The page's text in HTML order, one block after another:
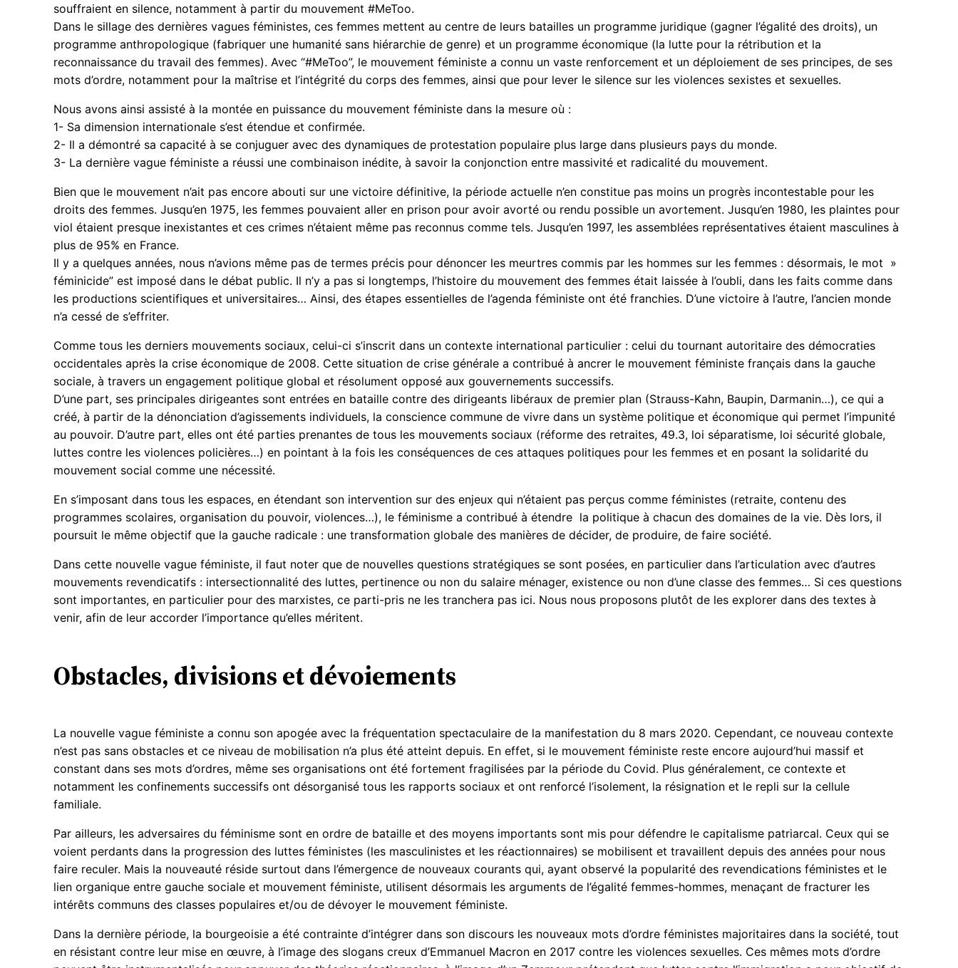
souffraient en silence, notamment à partir du mouvement #MeToo.
Dans le sillage des dernières vagues féministes, ces femmes mettent au centre de leurs batailles un programme juridique (gagner l’égalité des droits), un
programme anthropologique (fabriquer une humanité sans hiérarchie de genre) et un programme économique (la lutte pour la rétribution et la
reconnaissance du travail des femmes). Avec “#MeToo”, le mouvement féministe a connu un vaste renforcement et un déploiement de ses principes, de ses
mots d’ordre, notamment pour la maîtrise et l’intégrité du corps des femmes, ainsi que pour lever le silence sur les violences sexistes et sexuelles.
Nous avons ainsi assisté à la montée en puissance du mouvement féministe dans la mesure où :
1- Sa dimension internationale s’est étendue et confirmée.
2- Il a démontré sa capacité à se conjuguer avec des dynamiques de protestation populaire plus large dans plusieurs pays du monde.
3- La dernière vague féministe a réussi une combinaison inédite, à savoir la conjonction entre massivité et radicalité du mouvement.
Bien que le mouvement n’ait pas encore abouti sur une victoire définitive, la période actuelle n’en constitue pas moins un progrès incontestable pour les
droits des femmes. Jusqu’en 1975, les femmes pouvaient aller en prison pour avoir avorté ou rendu possible un avortement. Jusqu’en 1980, les plaintes pour
viol étaient presque inexistantes et ces crimes n’étaient même pas reconnus comme tels. Jusqu’en 1997, les assemblées représentatives étaient masculines à
plus de 95% en France.
Il y a quelques années, nous n’avions même pas de termes précis pour dénoncer les meurtres commis par les hommes sur les femmes : désormais, le mot »
féminicide” est imposé dans le débat public. Il n’y a pas si longtemps, l’histoire du mouvement des femmes était laissée à l’oubli, dans les faits comme dans
les productions scientifiques et universitaires… Ainsi, des étapes essentielles de l’agenda féministe ont été franchies. D’une victoire à l’autre, l’ancien monde
n’a cessé de s’effriter.
Comme tous les derniers mouvements sociaux, celui-ci s’inscrit dans un contexte international particulier : celui du tournant autoritaire des démocraties
occidentales après la crise économique de 2008. Cette situation de crise générale a contribué à ancrer le mouvement féministe français dans la gauche
sociale, à travers un engagement politique global et résolument opposé aux gouvernements successifs.
D’une part, ses principales dirigeantes sont entrées en bataille contre des dirigeants libéraux de premier plan (Strauss-Kahn, Baupin, Darmanin…), ce qui a
créé, à partir de la dénonciation d’agissements individuels, la conscience commune de vivre dans un système politique et économique qui permet l’impunité
au pouvoir. D’autre part, elles ont été parties prenantes de tous les mouvements sociaux (réforme des retraites, 49.3, loi séparatisme, loi sécurité globale,
luttes contre les violences policières…) en pointant à la fois les conséquences de ces attaques politiques pour les femmes et en posant la solidarité du
mouvement social comme une nécessité.
En s’imposant dans tous les espaces, en étendant son intervention sur des enjeux qui n’étaient pas perçus comme féministes (retraite, contenu des
programmes scolaires, organisation du pouvoir, violences…), le féminisme a contribué à étendre la politique à chacun des domaines de la vie. Dès lors, il
poursuit le même objectif que la gauche radicale : une transformation globale des manières de décider, de produire, de faire société.
Dans cette nouvelle vague féministe, il faut noter que de nouvelles questions stratégiques se sont posées, en particulier dans l’articulation avec d’autres
mouvements revendicatifs : intersectionnalité des luttes, pertinence ou non du salaire ménager, existence ou non d’une classe des femmes… Si ces questions
sont importantes, en particulier pour des marxistes, ce parti-pris ne les tranchera pas ici. Nous nous proposons plutôt de les explorer dans des textes à
venir, afin de leur accorder l’importance qu’elles méritent.
Obstacles, divisions et dévoiements
La nouvelle vague féministe a connu son apogée avec la fréquentation spectaculaire de la manifestation du 8 mars 2020. Cependant, ce nouveau contexte
n’est pas sans obstacles et ce niveau de mobilisation n’a plus été atteint depuis. En effet, si le mouvement féministe reste encore aujourd’hui massif et
constant dans ses mots d’ordres, même ses organisations ont été fortement fragilisées par la période du Covid. Plus généralement, ce contexte et
notamment les confinements successifs ont désorganisé tous les rapports sociaux et ont renforcé l’isolement, la résignation et le repli sur la cellule
familiale.
Par ailleurs, les adversaires du féminisme sont en ordre de bataille et des moyens importants sont mis pour défendre le capitalisme patriarcal. Ceux qui se
voient perdants dans la progression des luttes féministes (les masculinistes et les réactionnaires) se mobilisent et travaillent depuis des années pour nous
faire reculer. Mais la nouveauté réside surtout dans l’émergence de nouveaux courants qui, ayant observé la popularité des revendications féministes et le
lien organique entre gauche sociale et mouvement féministe, utilisent désormais les arguments de l’égalité femmes-hommes, menaçant de fracturer les
intérêts communs des classes populaires et/ou de dévoyer le mouvement féministe.
Dans la dernière période, la bourgeoisie a été contrainte d’intégrer dans son discours les nouveaux mots d’ordre féministes majoritaires dans la société, tout
en résistant contre leur mise en œuvre, à l’image des slogans creux d’Emmanuel Macron en 2017 contre les violences sexuelles. Ces mêmes mots d’ordre